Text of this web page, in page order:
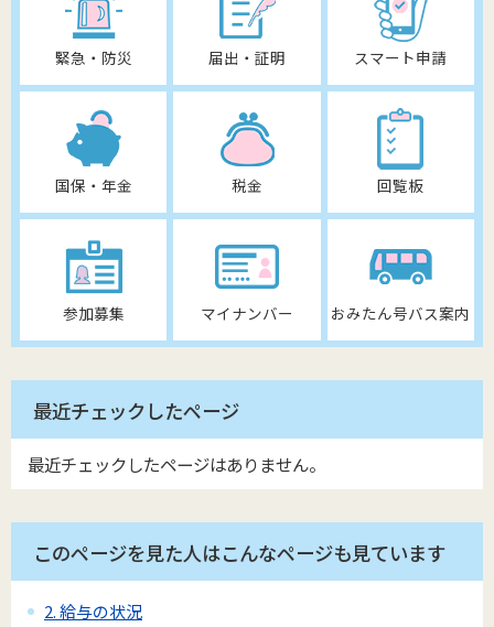
緊急・防災 届出・証明 スマート申請
国保・年金 税金 回覧板
参加募集 マイナンバー おみたん号バス案内
最近チェックしたページ
最近チェックしたページはありません。
このページを見た人はこんなページも見ています
2. 給与の状況